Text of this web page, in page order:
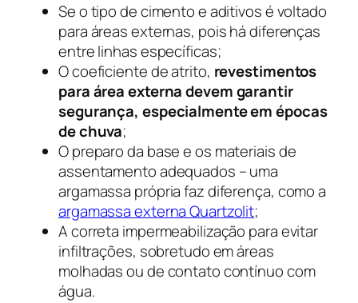
Se o tipo de cimento e aditivos é voltado
para áreas externas, pois há diferenças
entre linhas específicas;
O coeficiente de atrito, revestimentos
para área externa devem garantir
segurança, especialmente em épocas
de chuva;
O preparo da base e os materiais de
assentamento adequados – uma
argamassa própria faz diferença, como a
argamassa externa Quartzolit;
A correta impermeabilização para evitar
infiltrações, sobretudo em áreas
molhadas ou de contato contínuo com
água.